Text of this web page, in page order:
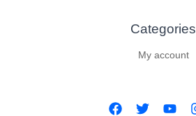
Categories​
My account